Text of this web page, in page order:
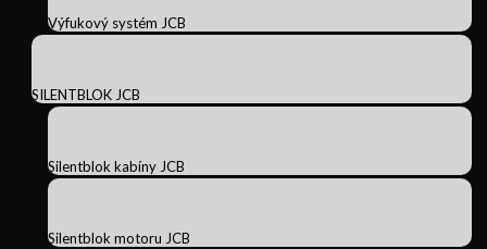
Výfukový systém JCB
SILENTBLOK JCB
Silentblok kabíny JCB
Silentblok motoru JCB